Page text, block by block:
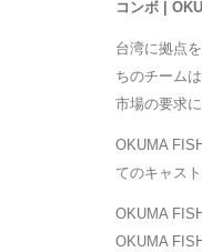
コンボ |
台湾に拠点
ちのチーム
市場の要求
OKUMA
てのキャス
OKUMA
OKUMA